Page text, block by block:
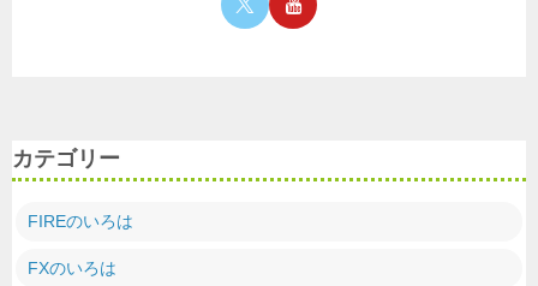
カテゴリー
FIREのいろは
FXのいろは